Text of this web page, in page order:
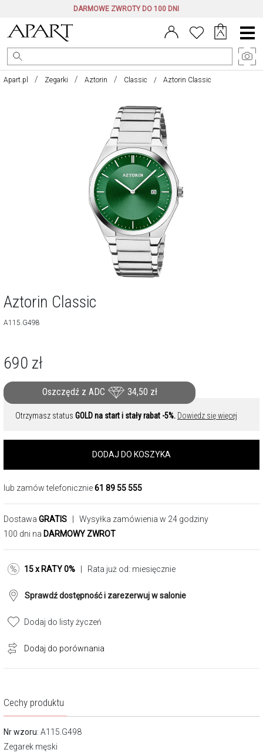
DARMOWE ZWROTY DO 100 DNI
Menu
główne
Apart.pl Zegarki Aztorin Classic Aztorin Classic
Cechy produktu
Nr wzoru: A115.G498
Zegarek męski
Aztorin Classic
A115.G498
690 zł
Oszczędź z ADC 34,50 zł
Otrzymasz status GOLD na start i stały rabat -5%. Dowiedz się więcej
DODAJ DO KOSZYKA
lub zamów telefonicznie61 89 55 555
Dostawa GRATIS | Wysyłka zamówienia w 24 godziny
100 dni na DARMOWY ZWROT
15 x RATY 0% | Rata już od: miesięcznie
Sprawdź dostępność i zarezerwuj w salonie
Dodaj do listy życzeń
Dodaj do porównania